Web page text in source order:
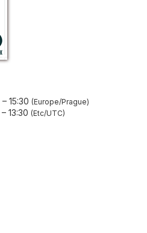
– 15:30 Europe/Prague
– 13:30 Etc/UTC